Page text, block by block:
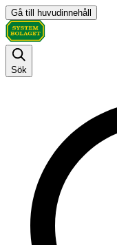
Gå till huvudinnehåll
Sök